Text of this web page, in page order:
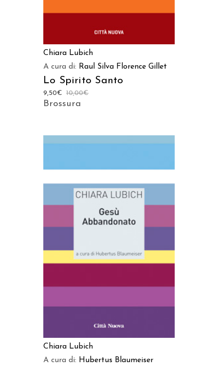
Chiara Lubich
A cura di: Raul Silva Florence Gillet
Lo Spirito Santo
10,00€
9,50€
Brossura
Chiara Lubich
A cura di: Hubertus Blaumeiser